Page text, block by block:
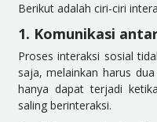
Berikut adalah ciri-ciri
1. Komunikasi
Proses interaksi sosial
saja, melainkan harus
hanya dapat terjadi
saling berinteraksi.